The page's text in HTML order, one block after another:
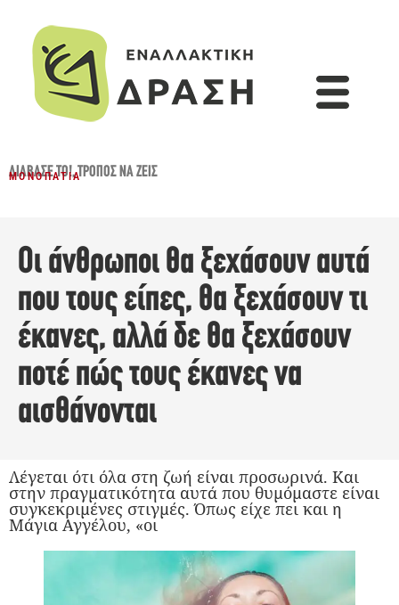
ΔΙΆΒΑΣΈ ΤΟ!,ΤΡΌΠΟΣ ΝΑ ΖΕΙΣ
ΜΟΝΟΠΆΤΙΑ
Οι άνθρωποι θα ξεχάσουν αυτά
που τους είπες, θα ξεχάσουν τι
έκανες, αλλά δε θα ξεχάσουν
ποτέ πώς τους έκανες να
αισθάνονται
Λέγεται ότι όλα στη ζωή είναι προσωρινά. Και
στην πραγματικότητα αυτά που θυμόμαστε είναι
συγκεκριμένες στιγμές. Όπως είχε πει και η
Μάγια Αγγέλου, «οι